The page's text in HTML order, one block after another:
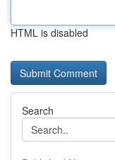
HTML is disabled
Search